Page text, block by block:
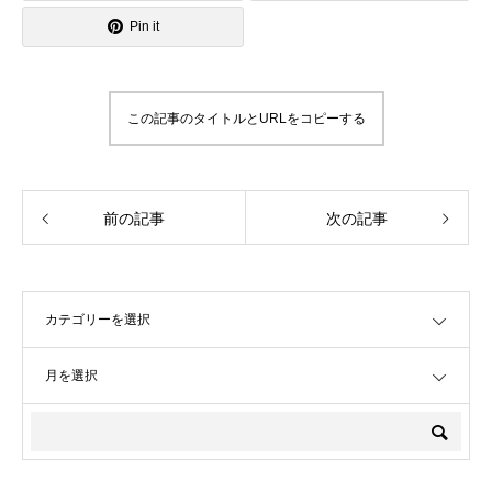
Pin it
この記事のタイトルとURLをコピーする
前の記事 次の記事